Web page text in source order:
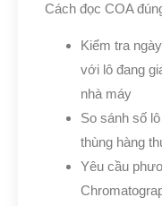
Cách đọc COA
Kiểm tra
với lô đang
nhà máy
So sánh số
thùng hàng
Yêu cầu